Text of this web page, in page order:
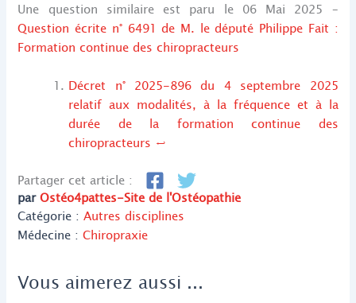
Une question similaire est paru le 06 Mai 2025 –
Question écrite n° 6491 de M. le député Philippe Fait :
Formation continue des chiropracteurs
Décret n° 2025-896 du 4 septembre 2025
relatif aux modalités, à la fréquence et à la
durée de la formation continue des
chiropracteurs ↩︎
Partager cet article :
parOstéo4pattes-Site de l'Ostéopathie
Catégorie :Autres disciplines
Médecine :Chiropraxie
Vous aimerez aussi ...